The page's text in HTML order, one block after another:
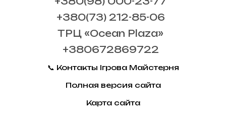
+380(73) 212-85-06
ТРЦ «Ocean Plaza»
+380672869722
📞 Контакты Ігрова Майстерня
Полная версия сайта
Карта сайта